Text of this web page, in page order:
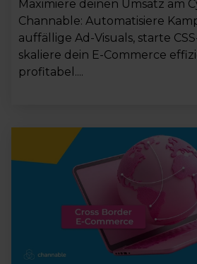
Maximiere deinen Umsatz am
Channable: Automatisiere
auffällige Ad-Visuals, starte
skaliere dein E-Commerce
profitabel....